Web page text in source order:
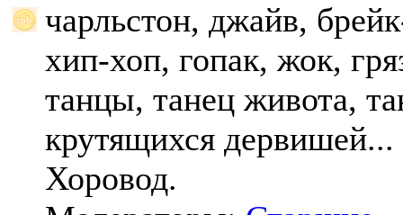
чарльстон, джайв,
хип-хоп, гопак, жок,
танцы, танец живота,
крутящихся дервишей...
Хоровод.